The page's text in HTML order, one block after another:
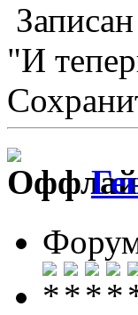
Записан
"И